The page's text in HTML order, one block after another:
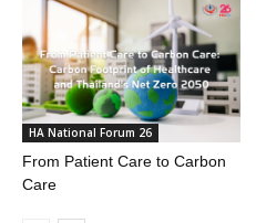
HA National Forum 26
From Patient Care to Carbon
Care